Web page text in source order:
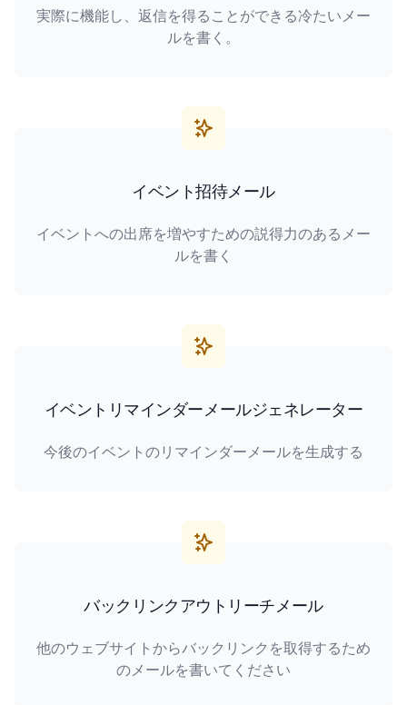
実際に機能し、返信を得ることができる冷たいメー
ルを書く。
イベント招待メール
イベントへの出席を増やすための説得力のあるメー
ルを書く
イベントリマインダーメールジェネレーター
今後のイベントのリマインダーメールを生成する
バックリンクアウトリーチメール
他のウェブサイトからバックリンクを取得するため
のメールを書いてください